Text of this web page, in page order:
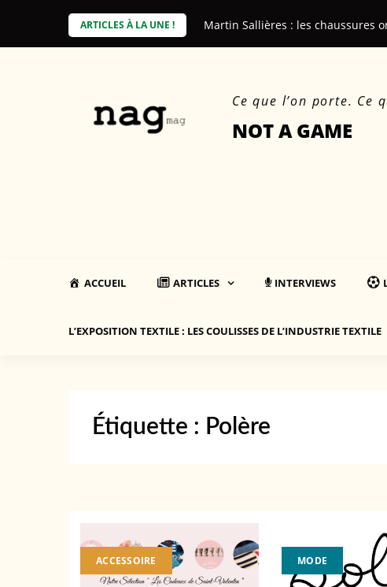
ARTICLES À LA UNE ! Martin Sallières : les chaussures
Le beau, le durable, et nous
Ce que l’on porte. Ce
NOT A GAME
ACCUEIL ARTICLES INTERVIEWS
L’EXPOSITION TEXTILE : LES COULISSES DE L’INDUSTRIE TEXTILE
Étiquette : Polère
ACCESSOIRE MODE